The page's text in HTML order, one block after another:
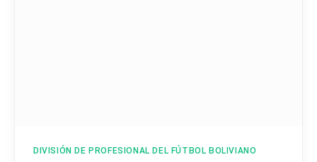
DIVISIÓN DE PROFESIONAL DEL FÚTBOL BOLIVIANO